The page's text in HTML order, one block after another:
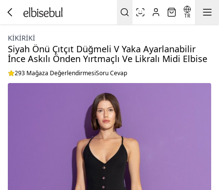
TR
KIKIRIKI
Siyah Önü Çıtçıt Düğmeli V Yaka Ayarlanabilir
İnce Askılı Önden Yırtmaçlı Ve Likralı Midi Elbise
293 Mağaza DeğerlendirmesiSoru Cevap